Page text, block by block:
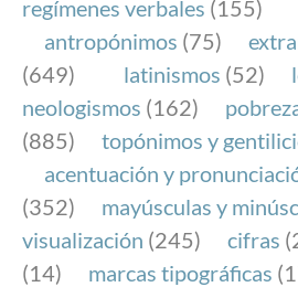
Internet.
regímenes verbales (155)
antropónimos (75)
(649)
latinismos (52)
neologismos (162)
(885)
topónimos y
acentuación y
(352)
mayúsculas y
visualización (245) cifras
(14)
marcas tipográficas